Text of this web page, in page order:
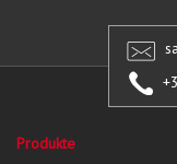
Produkte